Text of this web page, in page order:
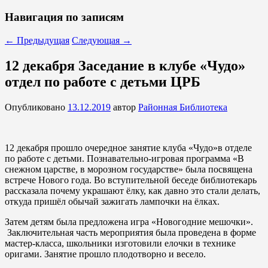
Навигация по записям
← Предыдущая Следующая →
12 декабря Заседание в клубе «Чудо»
отдел по работе с детьми ЦРБ
Опубликовано 13.12.2019 автор Районная Библиотека
12 декабря прошло очередное занятие клуба «Чудо»в отделе
по работе с детьми. Познавательно-игровая программа «В
снежном царстве, в морозном государстве» была посвящена
встрече Нового года. Во вступительной беседе библиотекарь
рассказала почему украшают ёлку, как давно это стали делать,
откуда пришёл обычай зажигать лампочки на ёлках.
Затем детям была предложена игра «Новогодние мешочки».
Заключительная часть мероприятия была проведена в форме
мастер-класса, школьники изготовили елочки в технике
оригами. Занятие прошло плодотворно и весело.